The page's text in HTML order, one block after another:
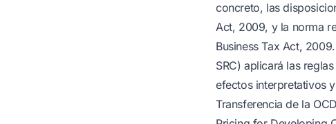
concreto, las
Act, 2009, y la norma
Business Tax Act,
SRC) aplicará las
efectos interpretativos
Transferencia de la